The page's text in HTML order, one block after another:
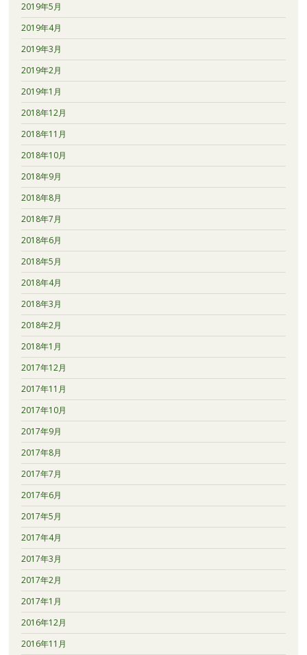
2019年5月
2019年4月
2019年3月
2019年2月
2019年1月
2018年12月
2018年11月
2018年10月
2018年9月
2018年8月
2018年7月
2018年6月
2018年5月
2018年4月
2018年3月
2018年2月
2018年1月
2017年12月
2017年11月
2017年10月
2017年9月
2017年8月
2017年7月
2017年6月
2017年5月
2017年4月
2017年3月
2017年2月
2017年1月
2016年12月
2016年11月